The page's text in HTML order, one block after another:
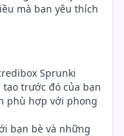
mà bạn yêu thích
Sprunki
trước đó của bạn
phù hợp với phong
bạn bè và những